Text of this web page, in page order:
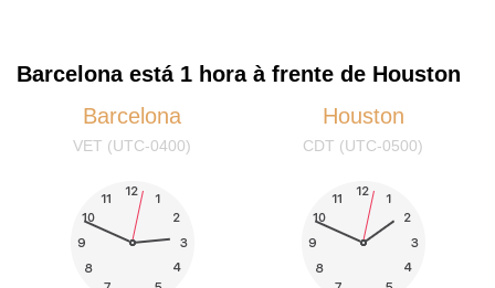
Barcelona está 1 hora à frente de Houston
Barcelona
VET (UTC-0400)
Houston
CDT (UTC-0500)